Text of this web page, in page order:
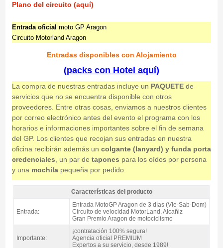
Plano del circuito (aquí)
Entrada oficial moto GP Aragon
Circuito Motorland Aragon
Entradas disponibles con Alojamiento
(packs con Hotel aquí)
La compra de nuestras entradas incluye un PAQUETEde
servicios que no se encuentra disponible con otros
proveedores. Entre otras cosas, enviamos a nuestros clientes
por correo electrónico antes del evento el programa con los
horarios e informaciones importantes sobre el fin de semana
del GP. Los clientes que recojan sus entradas en nuestra
oficina recibirán además un colgante (lanyard) y funda porta
credenciales , un par de tapones para los oídos por persona
y una mochilapequeña por pedido.
Entrada MotoGP Pelouse, GP Aragón 2026 - Características del producto
Características del producto
Entrada:
Entrada MotoGP Aragon de 3 días (Vie-Sab-Dom)
Circuito de velocidad MotorLand, Alcañiz
Gran Premio Aragon de motociclismo
Importante:
¡contratación 100% segura!
Agencia oficial PREMIUM
Expertos a su servicio, desde 1989!